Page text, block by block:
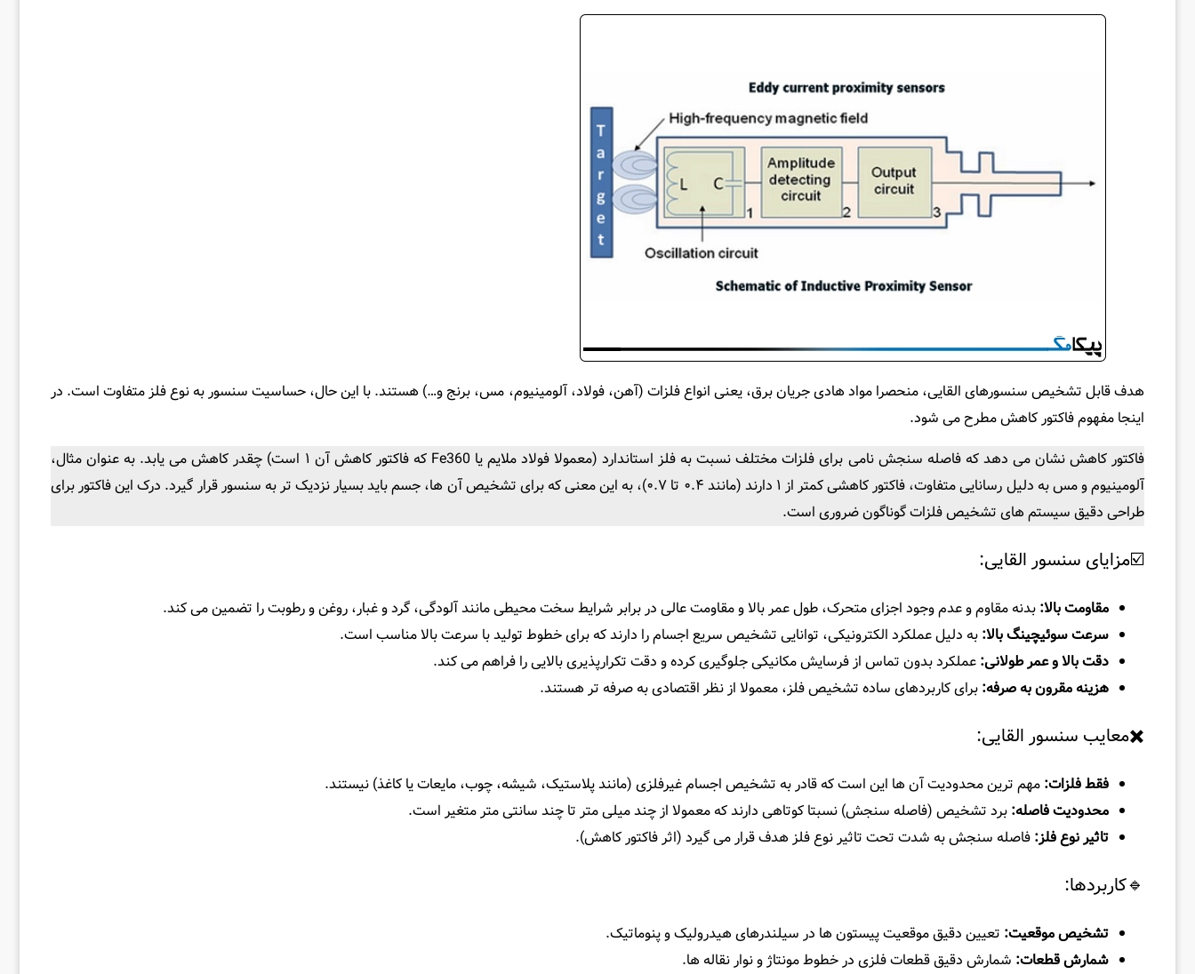
هدف قابل تشخیص سنسورهای القایی، منحصرا مواد هادی جریان برق، یعنی انواع فلزات (آهن، فولاد، آلومینیوم، مس، برنج و…) هستند. با این حال، حساسیت سنسور به نوع فلز متفاوت است. در
اینجا مفهوم فاکتور کاهشمطرح می‌ شود.
فاکتور کاهش نشان می‌ دهد که فاصله سنجش نامی برای فلزات مختلف نسبت به فلز استاندارد (معمولا فولاد ملایم یا Fe360 که فاکتور کاهش آن ۱ است) چقدر کاهش می‌ یابد. به عنوان مثال،
آلومینیوم و مس به دلیل رسانایی متفاوت، فاکتور کاهشی کمتر از ۱ دارند (مانند ۰.۴ تا ۰.۷)، به این معنی که برای تشخیص آن‌ ها، جسم باید بسیار نزدیک‌ تر به سنسور قرار گیرد. درک این فاکتور برای
طراحی دقیق سیستم‌ های تشخیص فلزات گوناگون ضروری است.
☑️مزایای سنسور القایی:
مقاومت بالا: بدنه مقاوم و عدم وجود اجزای متحرک، طول عمر بالا و مقاومت عالی در برابر شرایط سخت محیطی مانند آلودگی، گرد و غبار، روغن و رطوبت را تضمین می‌ کند.
سرعت سوئیچینگ بالا: به دلیل عملکرد الکترونیکی، توانایی تشخیص سریع اجسام را دارند که برای خطوط تولید با سرعت بالا مناسب است.
دقت بالا و عمر طولانی: عملکرد بدون تماس از فرسایش مکانیکی جلوگیری کرده و دقت تکرارپذیری بالایی را فراهم می‌ کند.
هزینه مقرون‌ به‌ صرفه: برای کاربردهای ساده تشخیص فلز، معمولا از نظر اقتصادی به صرفه‌ تر هستند.
✖️معایب سنسور القایی:
فقط فلزات: مهم‌ ترین محدودیت آن‌ ها این است که قادر به تشخیص اجسام غیرفلزی (مانند پلاستیک، شیشه، چوب، مایعات یا کاغذ) نیستند.
محدودیت فاصله: برد تشخیص (فاصله سنجش) نسبتا کوتاهی دارند که معمولا از چند میلی‌ متر تا چند سانتی‌ متر متغیر است.
تاثیر نوع فلز: فاصله سنجش به شدت تحت تاثیر نوع فلز هدف قرار می‌ گیرد (اثر فاکتور کاهش).
🔹کاربردها:
تشخیص موقعیت: تعیین دقیق موقعیت پیستون‌ ها در سیلندرهای هیدرولیک و پنوماتیک.
شمارش قطعات: شمارش دقیق قطعات فلزی در خطوط مونتاژ و نوار نقاله‌ ها.